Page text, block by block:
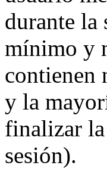
durante la
mínimo y
contienen
y la
finalizar la
sesión).